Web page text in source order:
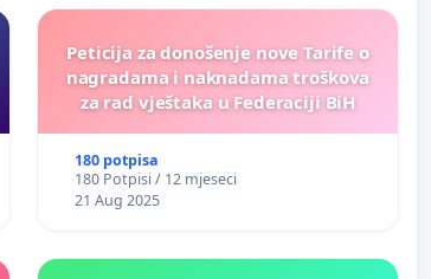
Peticija za donošenje nove Tarife o
nagradama i naknadama troškova
za rad vještaka u Federaciji BiH
180 potpisa
180 Potpisi / 12 mjeseci
21 Aug 2025